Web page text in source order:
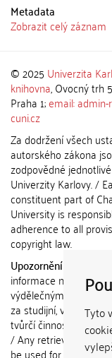
Tyto
Metadata
Zobrazit celý záznam
© 2025 Univerzita
knihovna, Ovocný trh
Praha 1;email:
cuni.cz
Za dodržení všech
autorského zákona
zodpovědné
Univerzity Karlovy. /
constituent part of
University is
adherence to all
copyright law.
Upozornění / Notice:
informace nemohou
výdělečným účelům
za studijní, vědeckou
tvůrčí činnost jiné
/ Any retrieved
be used for any